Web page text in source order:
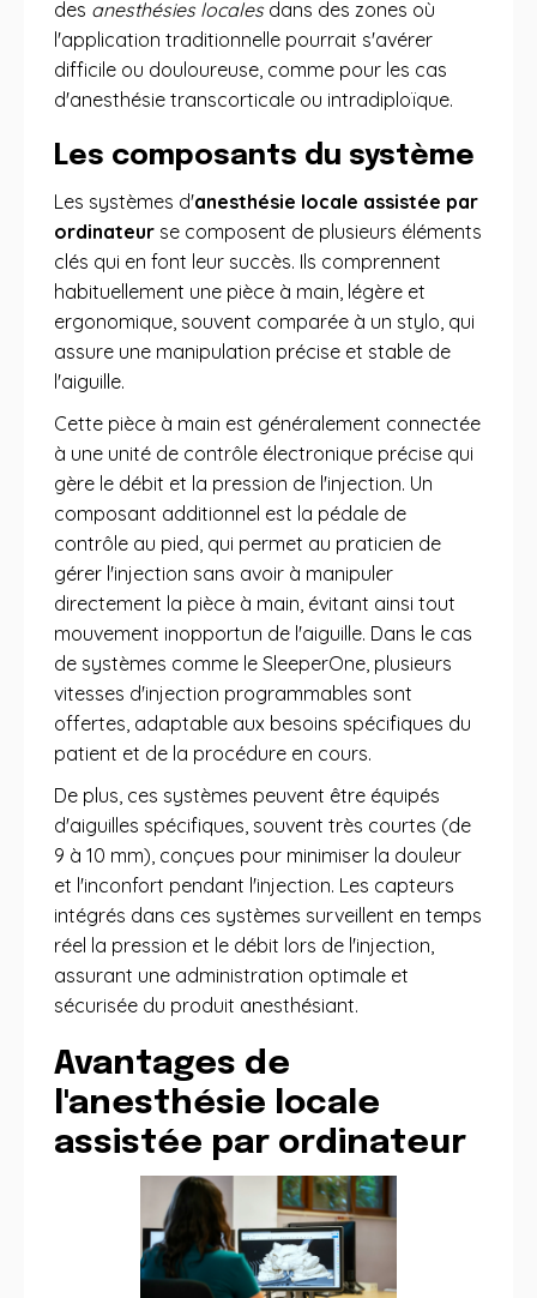
des anesthésies localesdans des zones où
l'application traditionnelle pourrait s'avérer
difficile ou douloureuse, comme pour les cas
d'anesthésie transcorticale ou intradiploïque.
Les composants du système
Les systèmes d'anesthésie locale assistée par
ordinateur se composent de plusieurs éléments
clés qui en font leur succès. Ils comprennent
habituellement une pièce à main, légère et
ergonomique, souvent comparée à un stylo, qui
assure une manipulation précise et stable de
l'aiguille.
Cette pièce à main est généralement connectée
à une unité de contrôle électronique précise qui
gère le débit et la pression de l'injection. Un
composant additionnel est la pédale de
contrôle au pied, qui permet au praticien de
gérer l'injection sans avoir à manipuler
directement la pièce à main, évitant ainsi tout
mouvement inopportun de l'aiguille. Dans le cas
de systèmes comme le SleeperOne, plusieurs
vitesses d'injection programmables sont
offertes, adaptable aux besoins spécifiques du
patient et de la procédure en cours.
De plus, ces systèmes peuvent être équipés
d'aiguilles spécifiques, souvent très courtes (de
9 à 10 mm), conçues pour minimiser la douleur
et l'inconfort pendant l'injection. Les capteurs
intégrés dans ces systèmes surveillent en temps
réel la pression et le débit lors de l'injection,
assurant une administration optimale et
sécurisée du produit anesthésiant.
Avantages de
l'anesthésie locale
assistée par ordinateur